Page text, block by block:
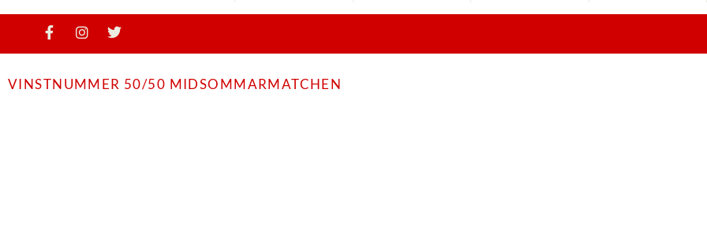
VINSTNUMMER 50/50 MIDSOMMARMATCHEN